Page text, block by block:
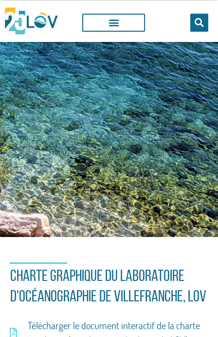
Logos, Couleurs, Polices, Modèles de
Documents
CHARTE GRAPHIQUE DU Laboratoire
d'Océanographie de Villefranche, LOV
Télécharger le document interactif de la charte